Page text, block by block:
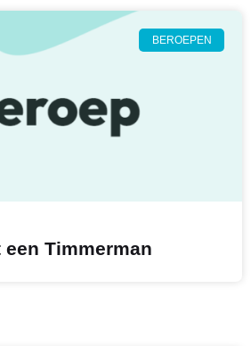
BEROEPEN
Timmerman